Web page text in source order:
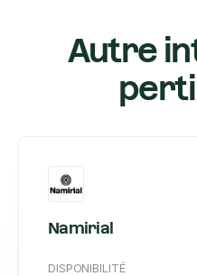
Autre
Namirial
DISPONIBILITÉ